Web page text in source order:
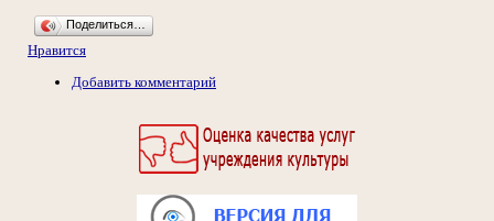
Поделиться…
Нравится
Добавить комментарий